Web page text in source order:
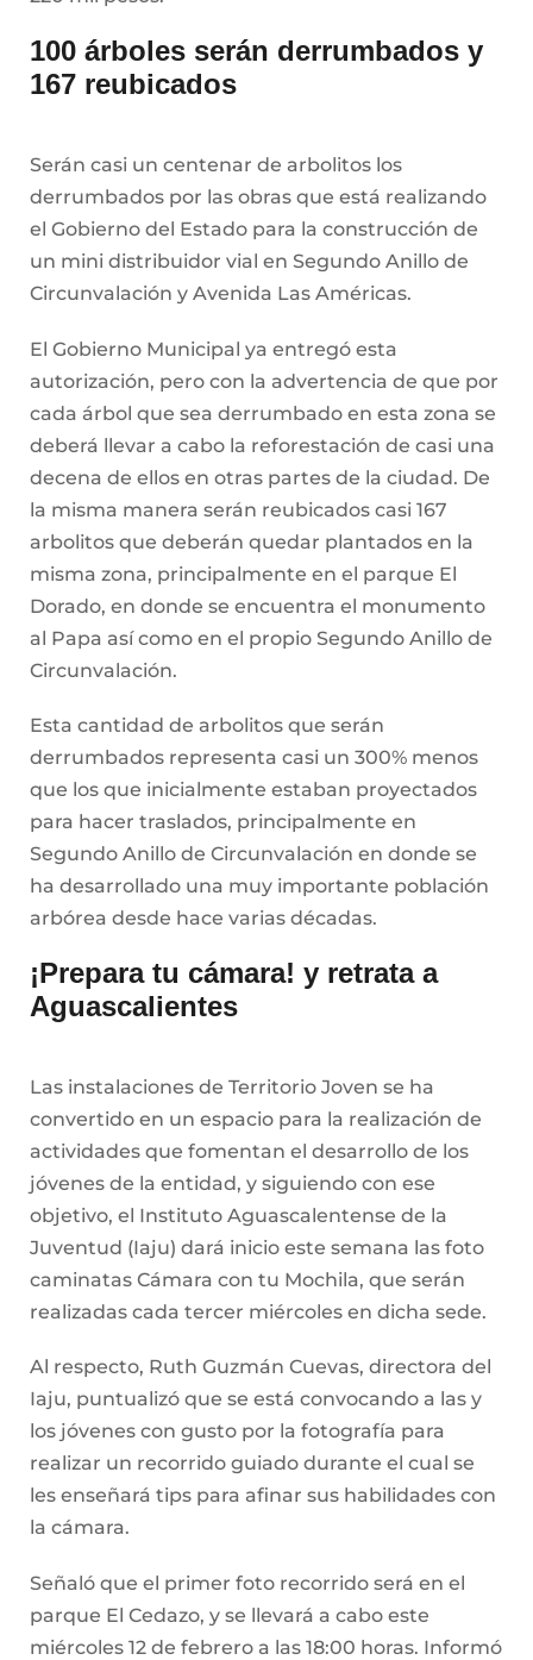
100 árboles serán derrumbados y
167 reubicados
Serán casi un centenar de arbolitos los
derrumbados por las obras que está realizando
el Gobierno del Estado para la construcción de
un mini distribuidor vial en Segundo Anillo de
Circunvalación y Avenida Las Américas.
El Gobierno Municipal ya entregó esta
autorización, pero con la advertencia de que por
cada árbol que sea derrumbado en esta zona se
deberá llevar a cabo la reforestación de casi una
decena de ellos en otras partes de la ciudad. De
la misma manera serán reubicados casi 167
arbolitos que deberán quedar plantados en la
misma zona, principalmente en el parque El
Dorado, en donde se encuentra el monumento
al Papa así como en el propio Segundo Anillo de
Circunvalación.
Esta cantidad de arbolitos que serán
derrumbados representa casi un 300% menos
que los que inicialmente estaban proyectados
para hacer traslados, principalmente en
Segundo Anillo de Circunvalación en donde se
ha desarrollado una muy importante población
arbórea desde hace varias décadas.
¡Prepara tu cámara! y retrata a
Aguascalientes
Las instalaciones de Territorio Joven se ha
convertido en un espacio para la realización de
actividades que fomentan el desarrollo de los
jóvenes de la entidad, y siguiendo con ese
objetivo, el Instituto Aguascalentense de la
Juventud (Iaju) dará inicio este semana las foto
caminatas Cámara con tu Mochila, que serán
realizadas cada tercer miércoles en dicha sede.
Al respecto, Ruth Guzmán Cuevas, directora del
Iaju, puntualizó que se está convocando a las y
los jóvenes con gusto por la fotografía para
realizar un recorrido guiado durante el cual se
les enseñará tips para afinar sus habilidades con
la cámara.
Señaló que el primer foto recorrido será en el
parque El Cedazo, y se llevará a cabo este
miércoles 12 de febrero a las 18:00 horas. Informó